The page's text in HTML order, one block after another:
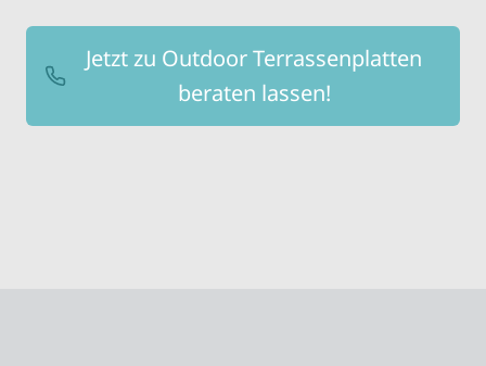
Jetzt zu Outdoor Terrassenplatten
beraten lassen!